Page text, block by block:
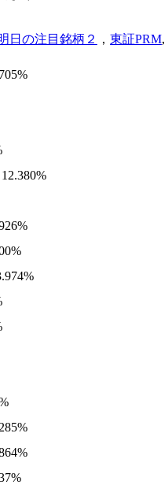
日の注目銘柄２ ， 東証PRM,